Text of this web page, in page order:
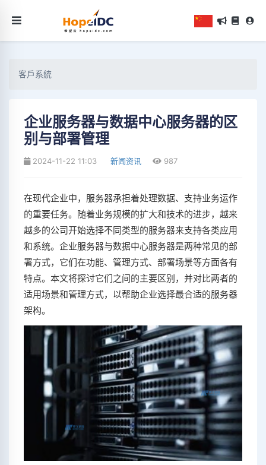
客戶系統
企业服务器与数据中心服务器的区
别与部署管理
2024-11-22 11:03 新闻资讯 987
在现代企业中，服务器承担着处理数据、支持业务运作
的重要任务。随着业务规模的扩大和技术的进步，越来
越多的公司开始选择不同类型的服务器来支持各类应用
和系统。企业服务器与数据中心服务器是两种常见的部
署方式，它们在功能、管理方式、部署场景等方面各有
特点。本文将探讨它们之间的主要区别，并对比两者的
适用场景和管理方式，以帮助企业选择最合适的服务器
架构。